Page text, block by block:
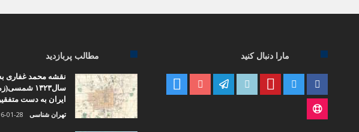
مارا دنبال کنید مطالب پربازدید
نقشه محمد غفاری
سال۱۳۲۳
ایران به دست
تهران شناسی 01-28